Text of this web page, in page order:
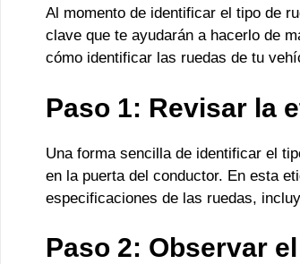
Al momento de identificar el tipo de
clave que te ayudarán a hacerlo de
cómo identificar las ruedas de tu
Paso 1: Revisar la
Una forma sencilla de identificar el
en la puerta del conductor. En esta
especificaciones de las ruedas,
Paso 2: Observar